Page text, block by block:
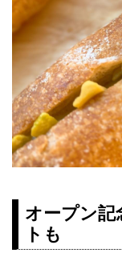
オープン記
トも